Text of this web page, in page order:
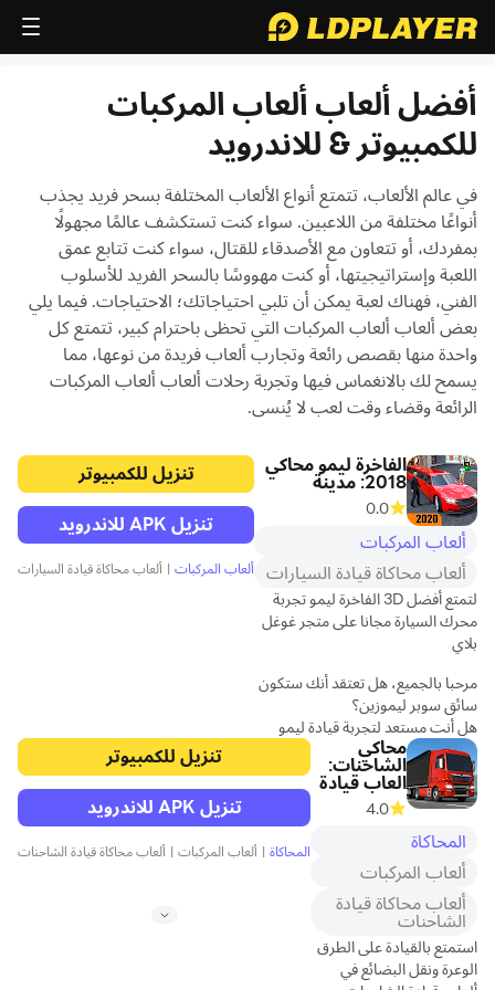
أفضل ألعاب ألعاب المركبات
للكمبيوتر & للاندرويد
في عالم الألعاب، تتمتع أنواع الألعاب المختلفة بسحر فريد يجذب
أنواعًا مختلفة من اللاعبين. سواء كنت تستكشف عالمًا مجهولًا
بمفردك، أو تتعاون مع الأصدقاء للقتال، سواء كنت تتابع عمق
اللعبة وإستراتيجيتها، أو كنت مهووسًا بالسحر الفريد للأسلوب
الفني، فهناك لعبة يمكن أن تلبي احتياجاتك؛ الاحتياجات. فيما يلي
بعض ألعاب ألعاب المركبات التي تحظى باحترام كبير، تتمتع كل
واحدة منها بقصص رائعة وتجارب ألعاب فريدة من نوعها، مما
يسمح لك بالانغماس فيها وتجربة رحلات ألعاب ألعاب المركبات
الرائعة وقضاء وقت لعب لا يُنسى.
الفاخرة ليمو محاكي
2018: مدينة
0.0
ألعاب المركبات
ألعاب محاكاة قيادة السيارات
لتمتع أفضل 3D الفاخرة ليمو تجربة
محرك السيارة مجانا على متجر غوغل
بلاي
مرحبا بالجميع، هل تعتقد أنك ستكون
سائق سوبر ليموزين؟
هل أنت مستعد لتجربة قيادة ليمو
الحقيقية! ألعاب تريند الحديثة يجلب
لعبة لا يصدق لعشاق سيارة ليموزين
وعشاق السيارات.من خلال اللعب
2020 ليموزين محاكي، يمكنك
السيطرة على ليموزين الملكي والفاخرة
على الطرق من مدينة العاصمة، حيث
جميع عيون المصيد لك.
محاكاة القيادة ليموزين لا يصدق
2020 هو هنا بالنسبة لك حيث
قدرات القيادة وقوف السيارات
الخاصة بك هي تحت اختبار
تنزيل للكمبيوتر
تنزيل APK للاندرويد
ألعاب المركبات | ألعاب محاكاة قيادة السيارات
محاكي
الشاحنات:
العاب قيادة
4.0
المحاكاة
ألعاب المركبات
ألعاب محاكاة قيادة
الشاحنات
استمتع بالقيادة على الطرق
الوعرة ونقل البضائع في
تنزيل للكمبيوتر
تنزيل APK للاندرويد
المحاكاة | ألعاب المركبات | ألعاب محاكاة قيادة الشاحنات